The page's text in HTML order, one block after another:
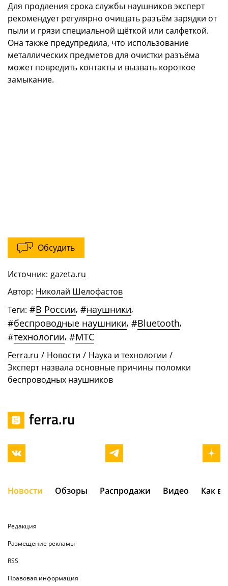
Для продления срока службы наушников эксперт
рекомендует регулярно очищать разъём зарядки от
пыли и грязи специальной щёткой или салфеткой.
Она также предупредила, что использование
металлических предметов для очистки разъёма
может повредить контакты и вызвать короткое
замыкание.
Обсудить
Источник: gazeta.ru
Автор: Николай Шелофастов
Теги: #В России, #наушники,
#беспроводные наушники, #Bluetooth,
#технологии, #МТС
Ferra.ru / Новости / Наука и технологии /
Эксперт назвала основные причины поломки
беспроводных наушников
Новости Обзоры Распродажи Видео Как
Редакция
Размещение рекламы
RSS
Правовая информация